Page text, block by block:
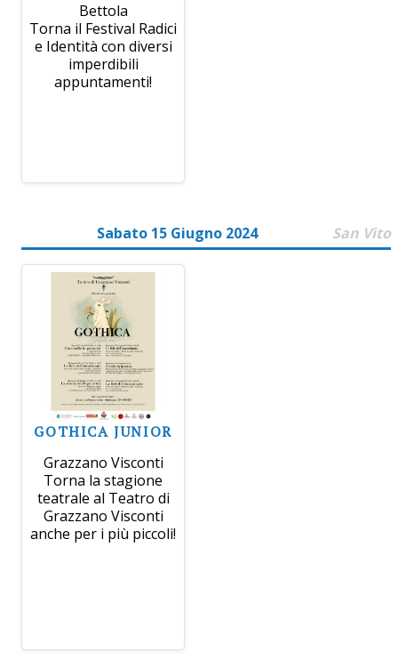
Bettola
Torna il Festival Radici
e Identità con diversi
imperdibili
appuntamenti!
Sabato 15 Giugno 2024 San Vito
GOTHICA JUNIOR
Grazzano Visconti
Torna la stagione
teatrale al Teatro di
Grazzano Visconti
anche per i più piccoli!